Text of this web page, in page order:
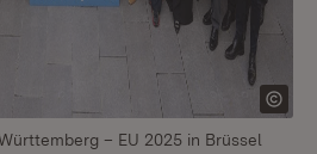
– EU 2025 in Brüssel